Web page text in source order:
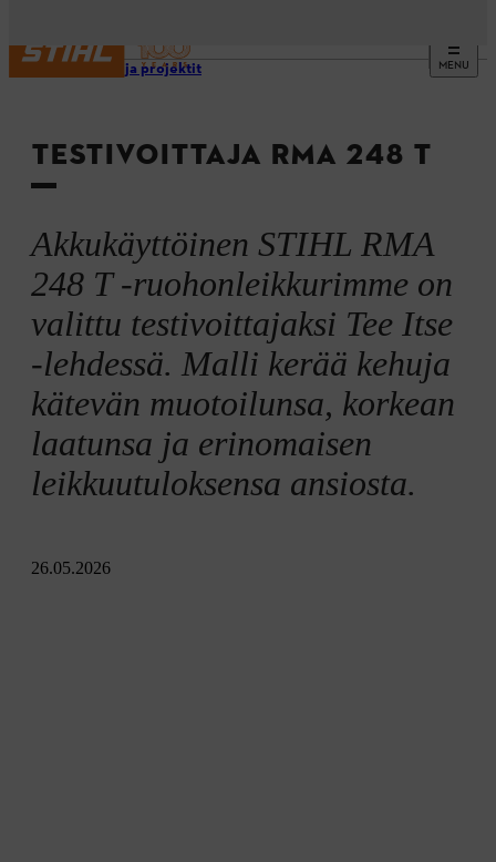
MENU
Oppaat ja projektit
TESTIVOITTAJA RMA 248 T
Akkukäyttöinen STIHL RMA
248 T -ruohonleikkurimme on
valittu testivoittajaksi Tee Itse
-lehdessä. Malli kerää kehuja
kätevän muotoilunsa, korkean
laatunsa ja erinomaisen
leikkuutuloksensa ansiosta.
26.05.2026